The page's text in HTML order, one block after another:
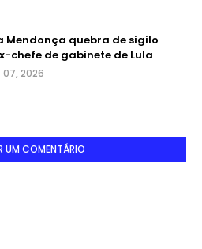
Mendonça quebra de sigilo
chefe de gabinete de Lula
2026
UM COMENTÁRIO